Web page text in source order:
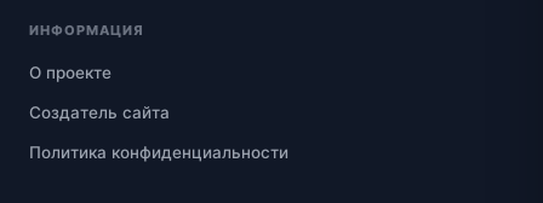
ИНФОРМАЦИЯ
О проекте
Создатель сайта
Политика конфиденциальности